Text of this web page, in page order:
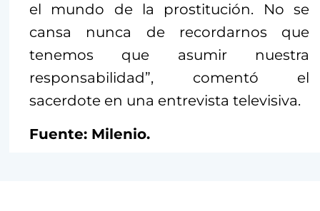
el mundo de la prostitución. No se
cansa nunca de recordarnos que
tenemos que asumir nuestra
responsabilidad”, comentó el
sacerdote en una entrevista televisiva.
Fuente: Milenio.